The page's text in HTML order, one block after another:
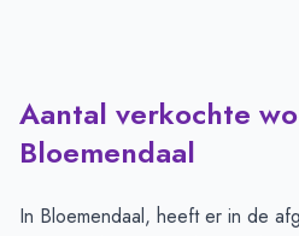
Aantal verkochte
Bloemendaal
In Bloemendaal, heeft er in de